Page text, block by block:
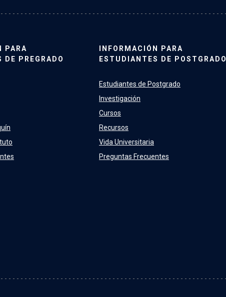
PARA
DE PREGRADO
INFORMACIÓN PARA
ESTUDIANTES DE POSTGRADO
Estudiantes de Postgrado
Investigación
Cursos
Recursos
Vida Universitaria
Preguntas Frecuentes